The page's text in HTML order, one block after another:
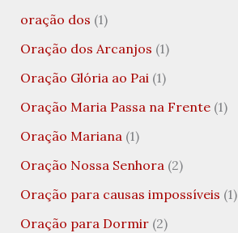
oração dos (1)
Oração dos Arcanjos (1)
Oração Glória ao Pai(1)
Oração Maria Passa na Frente(1)
Oração Mariana(1)
Oração Nossa Senhora(2)
Oração para causas impossíveis (1)
Oração para Dormir(2)